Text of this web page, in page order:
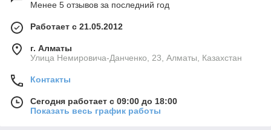
Менее 5 отзывов за последний год
Работает с 21.05.2012
г. Алматы
Улица Немировича-Данченко, 23, Алматы, Казахстан
Контакты
Сегодня работает с 09:00 до 18:00
Показать весь график работы